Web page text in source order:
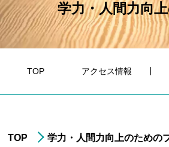
学力・人間力向
TOP アクセス情報
TOP 学力・人間力向上のための